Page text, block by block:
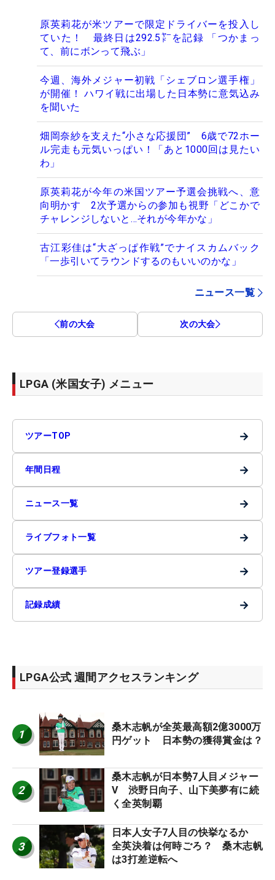
原英莉花が米ツアーで限定ドライバーを投入し
ていた！ 最終日は292.5㍎を記録 「つかまっ
て、前にボンって飛ぶ」
今週、海外メジャー初戦「シェブロン選手権」
が開催！ ハワイ戦に出場した日本勢に意気込み
を聞いた
畑岡奈紗を支えた“小さな応援団” 6歳で72ホー
ル完走も元気いっぱい！「あと1000回は見たい
わ」
原英莉花が今年の米国ツアー予選会挑戦へ、意
向明かす 2次予選からの参加も視野「どこかで
チャレンジしないと…それが今年かな」
古江彩佳は“大ざっぱ作戦”でナイスカムバック
「一歩引いてラウンドするのもいいのかな」
ニュース一覧
前の大会 次の大会
LPGA (米国女子) メニュー
ツアーTOP →
年間日程 →
ニュース一覧 →
ライブフォト一覧 →
ツアー登録選手 →
記録成績 →
LPGA公式 週間アクセスランキング
1
桑木志帆が全英最高額2億3000万
円ゲット 日本勢の獲得賞金は？
2
桑木志帆が日本勢7人目メジャー
V 渋野日向子、山下美夢有に続
く全英制覇
3
日本人女子7人目の快挙なるか
全英決着は何時ごろ？ 桑木志帆
は3打差逆転へ